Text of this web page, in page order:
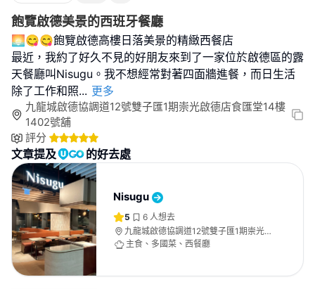
飽覽啟德美景的西班牙餐廳
🌅😋😋飽覽啟德高樓日落美景的精緻西餐店
最近，我約了好久不見的好朋友來到了一家位於啟德區的露
天餐廳叫Nisugu。我不想經常對著四面牆進餐，而日生活
除了工作和照... 更多
九龍城啟德協調道12號雙子匯1期崇光啟德店食匯堂14樓
1402號舖
評分
文章提及 的好去處
Nisugu
5 6 人想去
九龍城啟德協調道12號雙子匯1期崇光啟
德店食匯堂14樓1402號舖
主食、多國菜、西餐廳